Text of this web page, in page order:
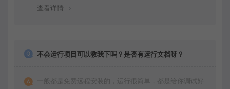
查看详情
不会运行项目可以教我下吗？是否有运行文档呀？
一般都是免费远程安装的，运行很简单，都是给你调试好